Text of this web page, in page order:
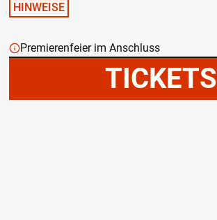
HINWEISE
Premierenfeier im Anschluss
TICKETS